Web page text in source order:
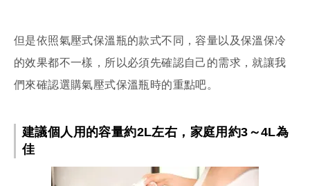
但是依照氣壓式保溫瓶的款式不同，容量以及保溫保冷
的效果都不一樣，所以必須先確認自己的需求，就讓我
們來確認選購氣壓式保溫瓶時的重點吧。
建議個人用的容量約2L左右，家庭用約3～4L為
佳